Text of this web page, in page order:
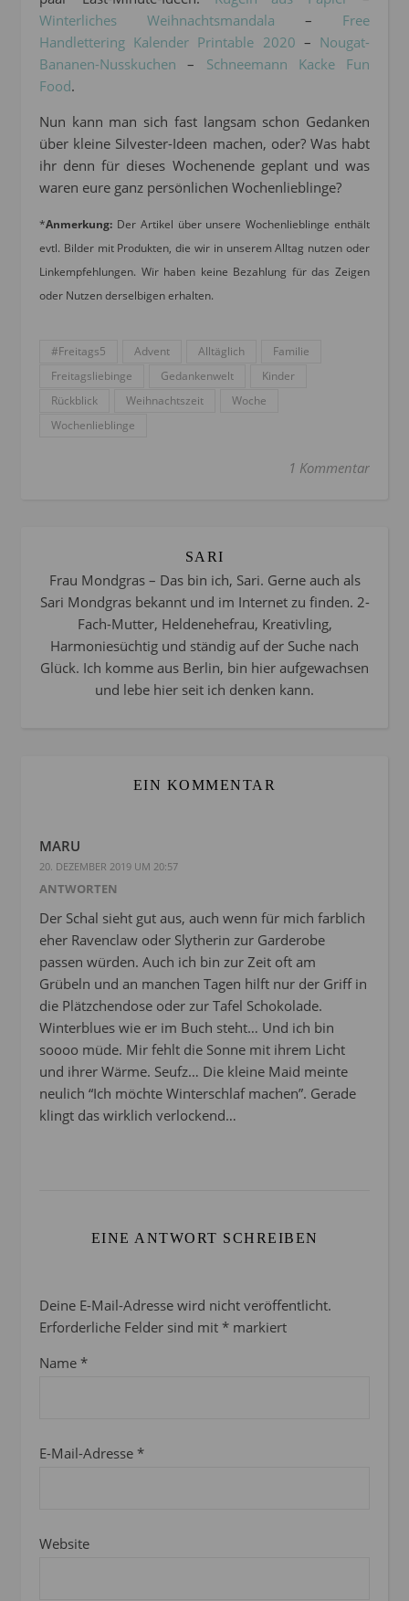
Winterliches Weihnachtsmandala – Free
Handlettering Kalender Printable 2020 – Nougat-
Bananen-Nusskuchen – Schneemann Kacke Fun
Food.
Nun kann man sich fast langsam schon Gedanken
über kleine Silvester-Ideen machen, oder? Was habt
ihr denn für dieses Wochenende geplant und was
waren eure ganz persönlichen Wochenlieblinge?
*Anmerkung: Der Artikel über unsere Wochenlieblinge enthält
evtl. Bilder mit Produkten, die wir in unserem Alltag nutzen oder
Linkempfehlungen. Wir haben keine Bezahlung für das Zeigen
oder Nutzen derselbigen erhalten.
#Freitags5 Advent Alltäglich
Familie
Freitagsliebinge
Gedankenwelt
Kinder
Rückblick
Weihnachtszeit
Woche
Wochenlieblinge
1 Kommentar
SARI
Frau Mondgras – Das bin ich, Sari. Gerne auch als
Sari Mondgras bekannt und im Internet zu finden. 2-
Fach-Mutter, Heldenehefrau, Kreativling,
Harmoniesüchtig und ständig auf der Suche nach
Glück. Ich komme aus Berlin, bin hier aufgewachsen
und lebe hier seit ich denken kann.
EIN KOMMENTAR
MARU
20. DEZEMBER 2019 UM 20:57
ANTWORTEN
Der Schal sieht gut aus, auch wenn für mich farblich
eher Ravenclaw oder Slytherin zur Garderobe
passen würden. Auch ich bin zur Zeit oft am
Grübeln und an manchen Tagen hilft nur der Griff in
die Plätzchendose oder zur Tafel Schokolade.
Winterblues wie er im Buch steht… Und ich bin
soooo müde. Mir fehlt die Sonne mit ihrem Licht
und ihrer Wärme. Seufz… Die kleine Maid meinte
neulich “Ich möchte Winterschlaf machen”. Gerade
klingt das wirklich verlockend…
EINE ANTWORT SCHREIBEN
Deine E-Mail-Adresse wird nicht veröffentlicht.
Erforderliche Felder sind mit * markiert
Name *
E-Mail-Adresse *
Website